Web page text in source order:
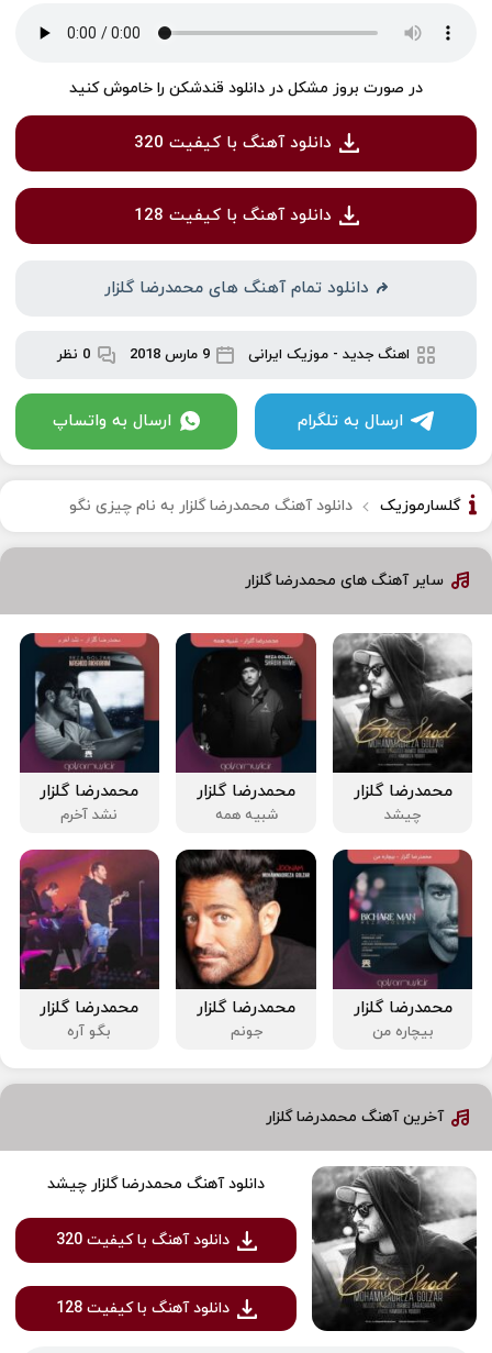
در صورت بروز مشکل در دانلود قندشکن را خاموش کنید
دانلود آهنگ با کیفیت 320
دانلود آهنگ با کیفیت 128
دانلود تمام آهنگ های محمدرضا گلزار
اهنگ جدید- موزیک ایرانی 9 مارس 2018 0 نظر
ارسال به تلگرام ارسال به واتساپ
گلسارموزیک دانلود آهنگ محمدرضا گلزار به نام چیزی نگو
سایر آهنگ های محمدرضا گلزار
محمدرضا گلزار
چیشد
محمدرضا گلزار
شبیه همه
محمدرضا گلزار
نشد آخرم
محمدرضا گلزار
بیچاره من
محمدرضا گلزار
جونم
محمدرضا گلزار
بگو آره
آخرین آهنگ محمدرضا گلزار
دانلود آهنگ محمدرضا گلزار چیشد
دانلود آهنگ با کیفیت 320
دانلود آهنگ با کیفیت 128